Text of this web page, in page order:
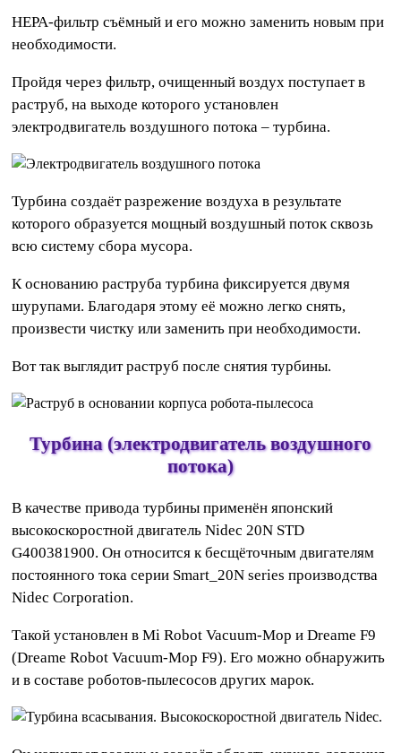
HEPA-фильтр съёмный и его можно заменить новым при
необходимости.
Пройдя через фильтр, очищенный воздух поступает в
раструб, на выходе которого установлен
электродвигатель воздушного потока – турбина.
Турбина создаёт разрежение воздуха в результате
которого образуется мощный воздушный поток сквозь
всю систему сбора мусора.
К основанию раструба турбина фиксируется двумя
шурупами. Благодаря этому её можно легко снять,
произвести чистку или заменить при необходимости.
Вот так выглядит раструб после снятия турбины.
Турбина (электродвигатель воздушного
потока)
В качестве привода турбины применён японский
высокоскоростной двигатель Nidec 20N STD
G400381900. Он относится к бесщёточным двигателям
постоянного тока серии Smart_20N series производства
Nidec Corporation.
Такой установлен в Mi Robot Vacuum-Mop и Dreame F9
(Dreame Robot Vacuum-Mop F9). Его можно обнаружить
и в составе роботов-пылесосов других марок.